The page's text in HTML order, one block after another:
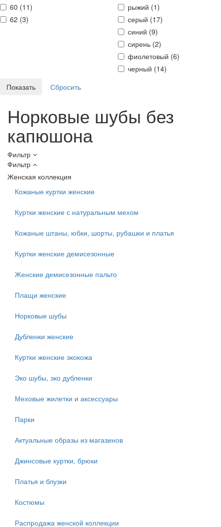
60 (11)
62 (3)
рыжий (1)
серый (17)
синий (9)
сирень (2)
фиолетовый (6)
черный (14)
Норковые шубы без
капюшона
Фильтр
Фильтр
Женская коллекция
Кожаные куртки женские
Куртки женские с натуральным мехом
Кожаные штаны, юбки, шорты, рубашки и платья
Куртки женские демисезонные
Женские демисезонные пальто
Плащи женские
Норковые шубы
Дубленки женские
Куртки женские экокожа
Эко шубы, эко дубленки
Меховые жилетки и аксессуары
Парки
Актуальные образы из магазинов
Джинсовые куртки, брюки
Платья и блузки
Костюмы
Распродажа женской коллекции